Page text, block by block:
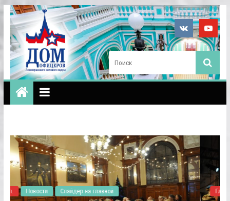
Гл. Новости Слайдер на главной